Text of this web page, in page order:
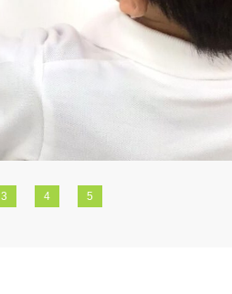
3 4 5